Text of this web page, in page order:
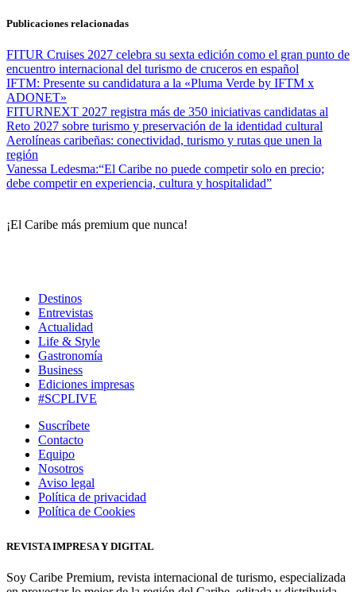
Publicaciones relacionadas
FITUR Cruises 2027 celebra su sexta edición como el gran punto de
encuentro internacional del turismo de cruceros en español
IFTM: Presente su candidatura a la «Pluma Verde by IFTM x
ADONET»
FITURNEXT 2027 registra más de 350 iniciativas candidatas al
Reto 2027 sobre turismo y preservación de la identidad cultural
Aerolíneas caribeñas: conectividad, turismo y rutas que unen la
región
Vanessa Ledesma:“El Caribe no puede competir solo en precio;
debe competir en experiencia, cultura y hospitalidad”
¡El Caribe más premium que nunca!
Destinos
Entrevistas
Actualidad
Life & Style
Gastronomía
Business
Ediciones impresas
#SCPLIVE
Suscríbete
Contacto
Equipo
Nosotros
Aviso legal
Política de privacidad
Política de Cookies
REVISTA IMPRESA Y DIGITAL
Soy Caribe Premium, revista internacional de turismo, especializada